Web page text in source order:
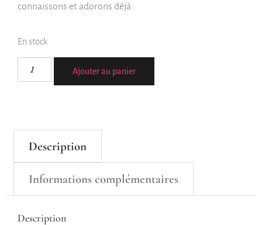
connaissons et adorons déjà.
En stock
Ajouter au panier
Description
Informations complémentaires
Description